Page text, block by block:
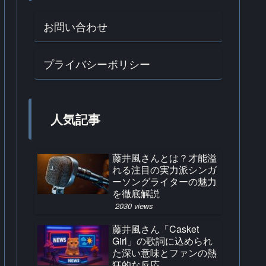
お問い合わせ
プライバシーポリシー
人気記事
藤井風さんとは？才能溢
れる注目の実力派シンガ
ーソングライターの魅力
を徹底解説
2030 views
藤井風さん「Casket
Girl」の歌詞に込められ
た深い意味とファンの熱